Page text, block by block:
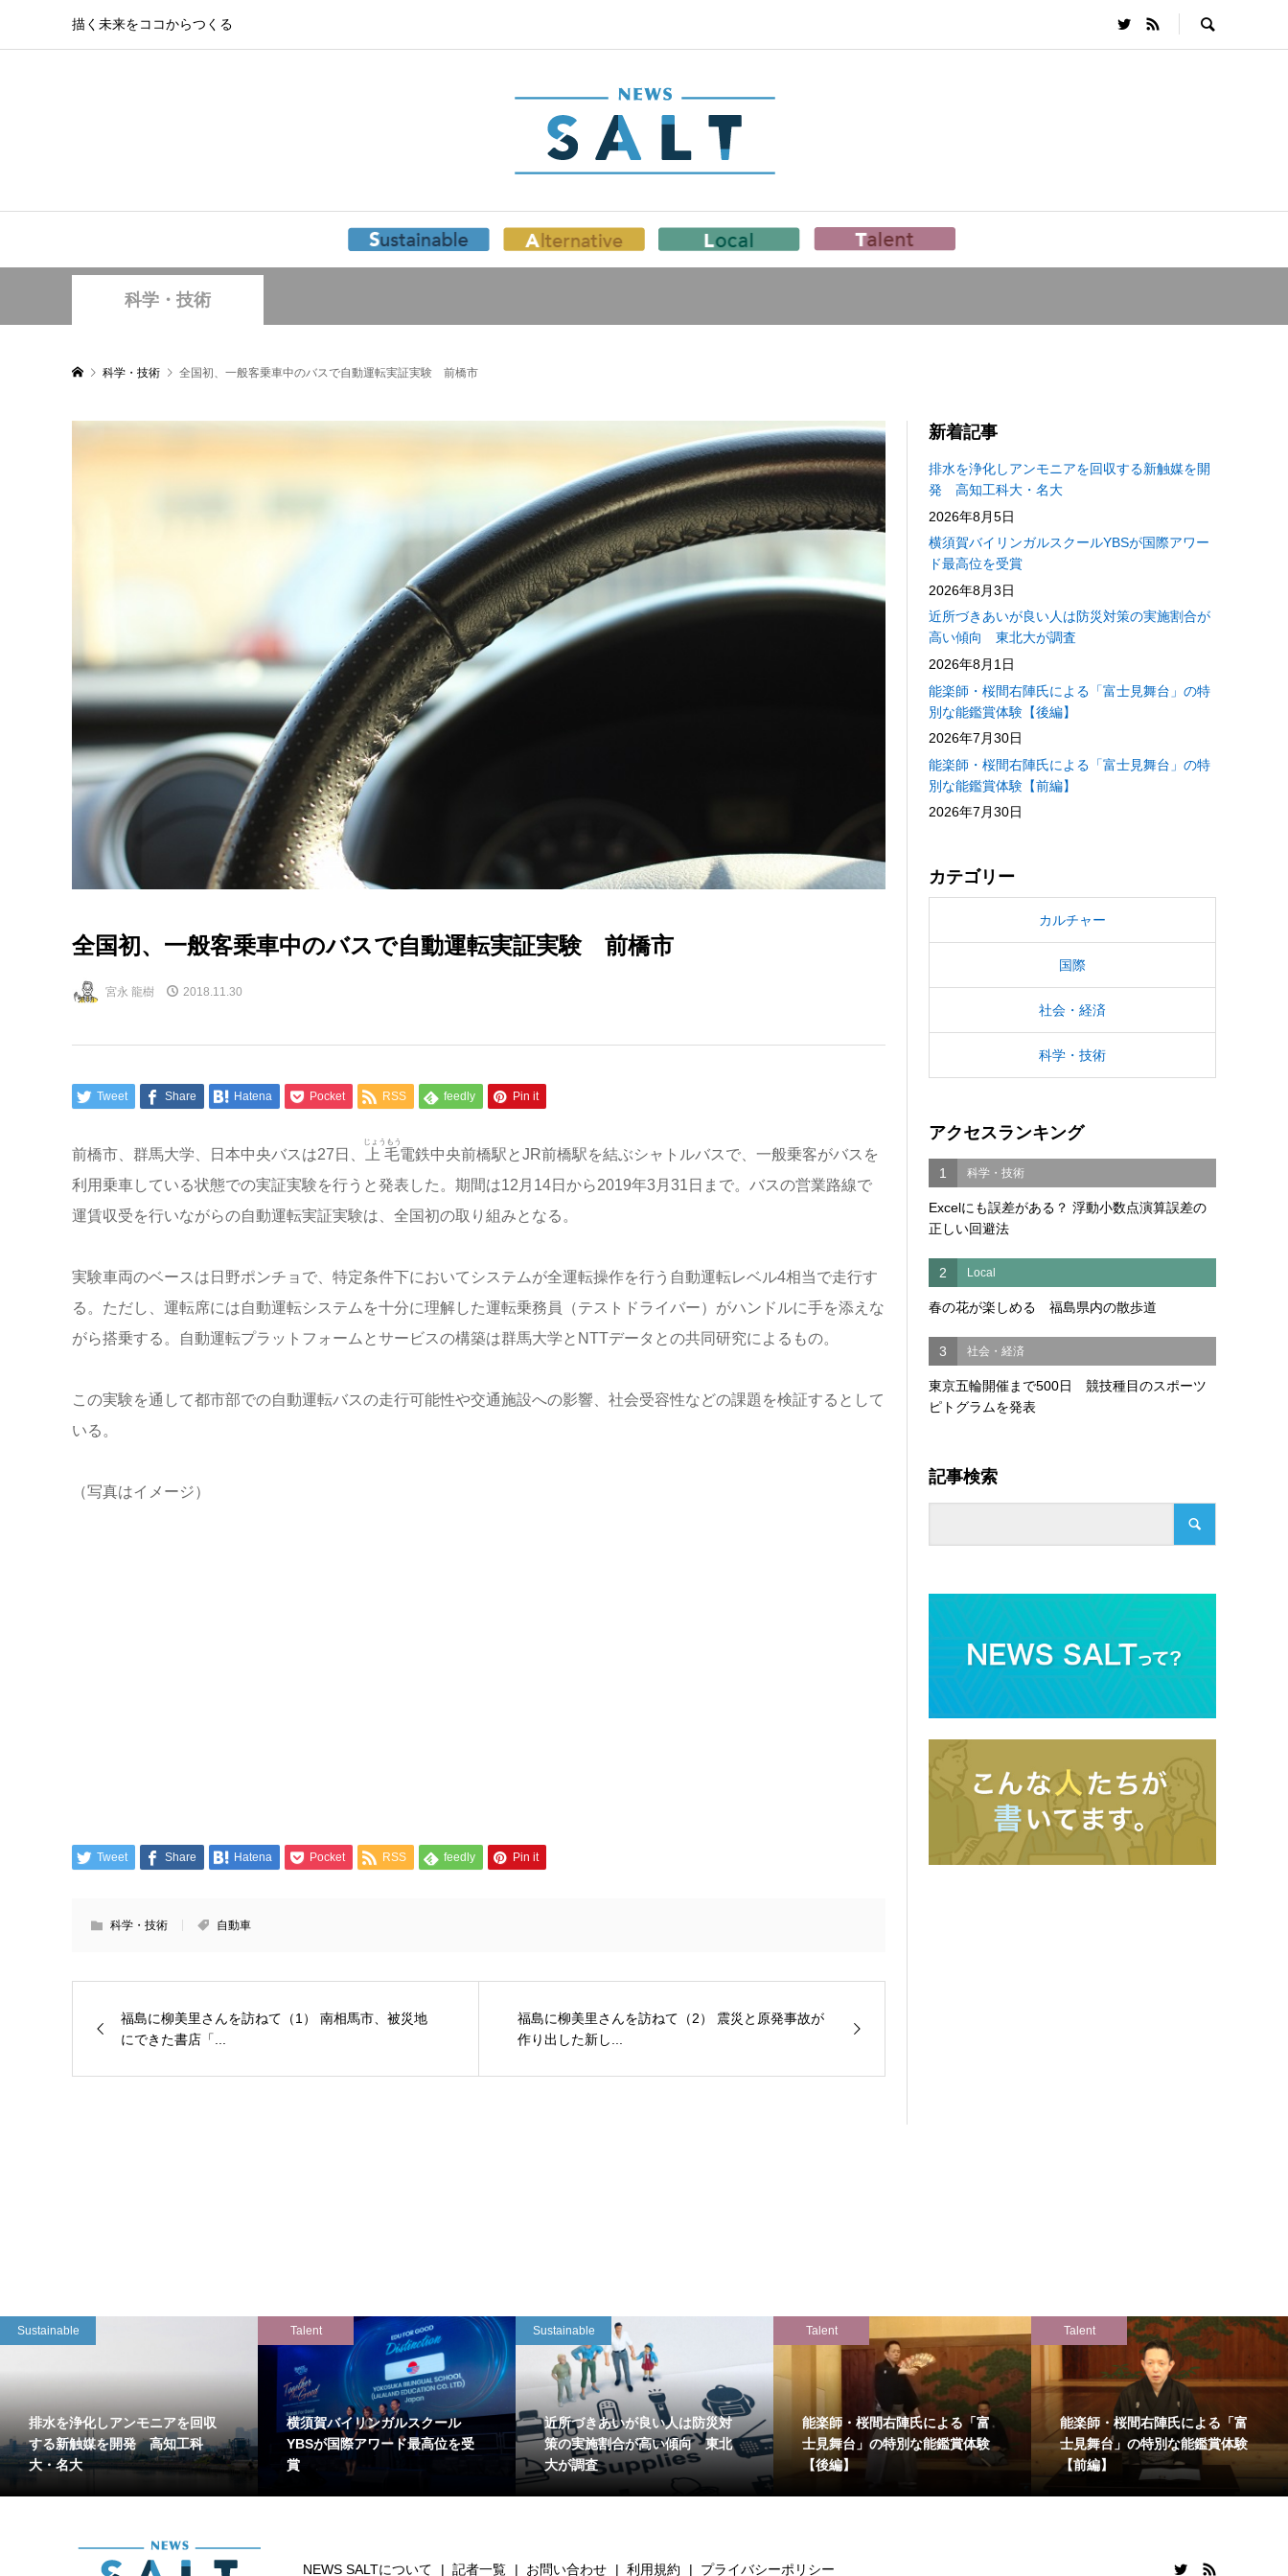
描く未来をココからつくる
科学・技術
科学・技術 全国初、一般客乗車中のバスで自動運転実証実験 前橋市
全国初、一般客乗車中のバスで自動運転実証実験 前橋市
宮永 龍樹 2018.11.30
Tweet Share Hatena Pocket RSS feedly Pin it
前橋市、群馬大学、日本中央バスは27日、 上毛
じょうもう
電鉄中央前橋駅とJR前橋駅を結ぶシャトルバスで、一般乗客がバスを
利用乗車している状態での実証実験を行うと発表した。期間は12月14日から2019年3月31日まで。バスの営業路線で
運賃収受を行いながらの自動運転実証実験は、全国初の取り組みとなる。
実験車両のベースは日野ポンチョで、特定条件下においてシステムが全運転操作を行う自動運転レベル4相当で走行す
る。ただし、運転席には自動運転システムを十分に理解した運転乗務員（テストドライバー）がハンドルに手を添えな
がら搭乗する。自動運転プラットフォームとサービスの構築は群馬大学とNTTデータとの共同研究によるもの。
この実験を通して都市部での自動運転バスの走行可能性や交通施設への影響、社会受容性などの課題を検証するとして
いる。
（写真はイメージ）
Tweet Share Hatena Pocket RSS feedly Pin it
科学・技術 自動車
福島に柳美里さんを訪ねて（1） 南相馬市、被災地
にできた書店「...
福島に柳美里さんを訪ねて（2） 震災と原発事故が
作り出した新し...
新着記事
排水を浄化しアンモニアを回収する新触媒を開
発 高知工科大・名大
2026年8月5日
横須賀バイリンガルスクールYBSが国際アワー
ド最高位を受賞
2026年8月3日
近所づきあいが良い人は防災対策の実施割合が
高い傾向 東北大が調査
2026年8月1日
能楽師・桜間右陣氏による「富士見舞台」の特
別な能鑑賞体験【後編】
2026年7月30日
能楽師・桜間右陣氏による「富士見舞台」の特
別な能鑑賞体験【前編】
2026年7月30日
カテゴリー
カルチャー
国際
社会・経済
科学・技術
アクセスランキング
1 科学・技術
Excelにも誤差がある？ 浮動小数点演算誤差の
正しい回避法
2 Local
春の花が楽しめる 福島県内の散歩道
3 社会・経済
東京五輪開催まで500日 競技種目のスポーツ
ピトグラムを発表
記事検索
Sustainable
排水を浄化しアンモニアを回収
する新触媒を開発 高知工科
大・名大
Talent
横須賀バイリンガルスクール
YBSが国際アワード最高位を受
賞
Sustainable
近所づきあいが良い人は防災対
策の実施割合が高い傾向 東北
大が調査
Talent
能楽師・桜間右陣氏による「富
士見舞台」の特別な能鑑賞体験
【後編】
Talent
能楽師・桜間右陣氏による「富
士見舞台」の特別な能鑑賞体験
【前編】
NEWS SALTについて 記者一覧 お問い合わせ 利用規約 プライバシーポリシー